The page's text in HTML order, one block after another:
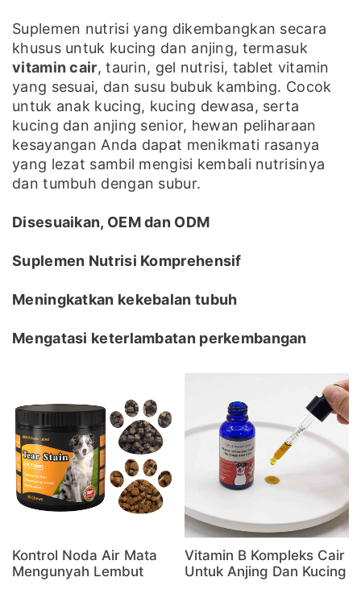
Suplemen nutrisi yang dikembangkan secara
khusus untuk kucing dan anjing, termasuk
vitamin cair, taurin, gel nutrisi, tablet vitamin
yang sesuai, dan susu bubuk kambing. Cocok
untuk anak kucing, kucing dewasa, serta
kucing dan anjing senior, hewan peliharaan
kesayangan Anda dapat menikmati rasanya
yang lezat sambil mengisi kembali nutrisinya
dan tumbuh dengan subur.
Disesuaikan, OEM dan ODM
Suplemen Nutrisi Komprehensif
Meningkatkan kekebalan tubuh
Mengatasi keterlambatan perkembangan
Kontrol Noda Air Mata
Mengunyah Lembut
Vitamin B Kompleks Cair
Untuk Anjing Dan Kucing